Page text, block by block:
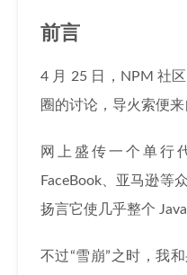
前言
4 月 25 日，NPM 社
圈的讨论，导火索便来
网上盛传一个单行
FaceBook、亚马逊等
扬言它使几乎整个
不过“雪崩”之时，我